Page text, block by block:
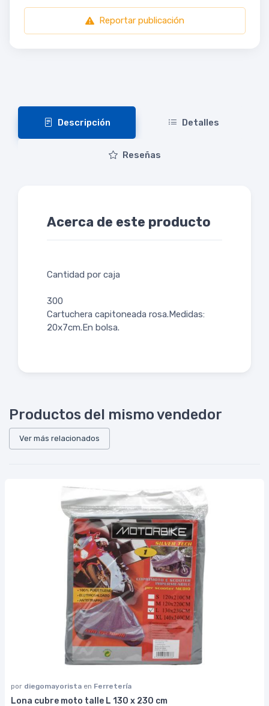
Reportar publicación
Descripción Detalles
Reseñas
Acerca de este producto
Cantidad por caja
300
Cartuchera capitoneada rosa.Medidas:
20x7cm.En bolsa.
Productos del mismo vendedor
Ver más relacionados
por diegomayorista en Ferretería
Lona cubre moto talle L 130 x 230 cm